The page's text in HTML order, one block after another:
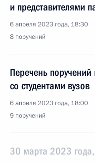
и представителями
6 апреля 2023 года, 18:30
8 поручений
Перечень поручений
со студентами вузов
6 апреля 2023 года, 18:00
9 поручений
30 марта 2023 года,